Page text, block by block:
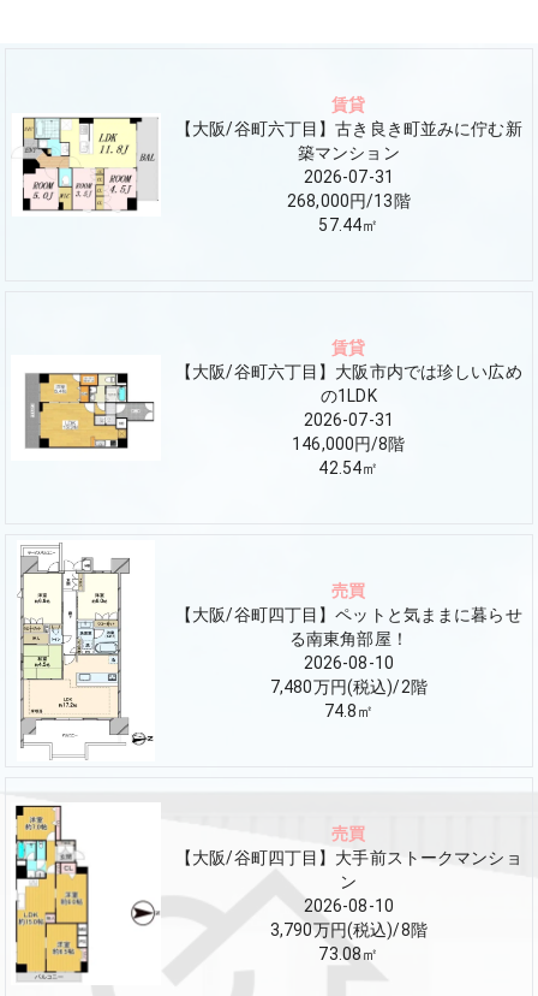
賃貸
【大阪/谷町六丁目】古き良き町並みに佇む新
築マンション
2026-07-31
268,000円/13階
57.44㎡
賃貸
【大阪/谷町六丁目】大阪市内では珍しい広め
の1LDK
2026-07-31
146,000円/8階
42.54㎡
売買
【大阪/谷町四丁目】ペットと気ままに暮らせ
る南東角部屋！
2026-08-10
7,480万円(税込)/2階
74.8㎡
売買
【大阪/谷町四丁目】大手前ストークマンショ
ン
2026-08-10
3,790万円(税込)/8階
73.08㎡